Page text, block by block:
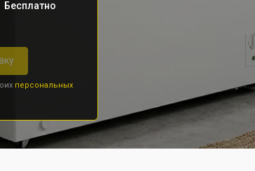
Бесплатно
персональных